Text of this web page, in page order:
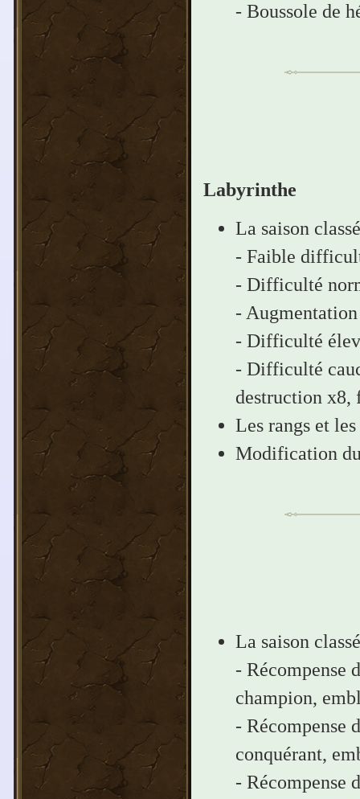
- Boussole de
Labyrinthe
La saison
- Faible
- Difficulté
-
- Difficulté
- Difficulté
destruction x8,
Les rangs et
Modification
La saison
- Récompense
champion,
- Récompense
conquérant,
- Récompense